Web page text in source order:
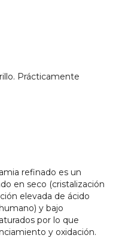
Prácticamente
refinado es un
en seco (cristalización
elevada de ácido
y bajo
por lo que
y oxidación.